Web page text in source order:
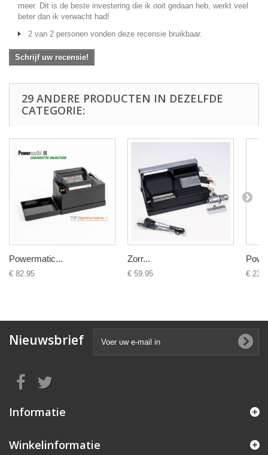
meer. Dit is de beste investering die ik ooit gedaan heb, werkt veel
beter dan ik verwacht had!
2 van 2 personen vonden deze recensie bruikbaar.
Schrijf uw recensie!
29 ANDERE PRODUCTEN IN DEZELFDE
CATEGORIE:
Powermatic...
€ 82.95
Zorr...
€ 59.95 €
Nieuwsbrief
Informatie
Winkelinformatie